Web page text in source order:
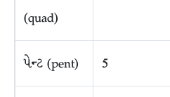
(quad)
પેન્ટ (pent) 5